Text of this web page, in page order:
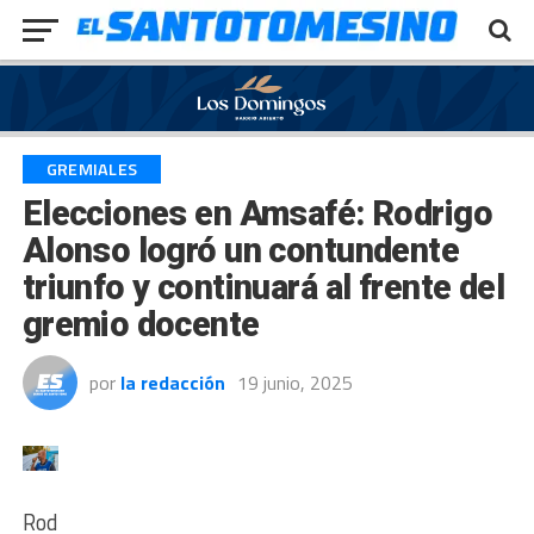
GREMIALES
Elecciones en Amsafé: Rodrigo
Alonso logró un contundente
triunfo y continuará al frente del
gremio docente
por la redacción 19 junio, 2025
Rodrigo
Exit mobile version